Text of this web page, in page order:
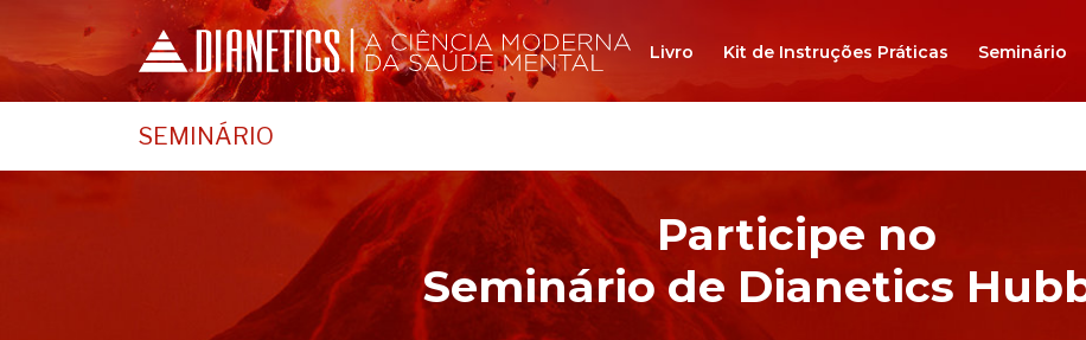
Livro Kit de Instruções Práticas Seminário
SEMINÁRIO
Participe no
Seminário de Dianetics